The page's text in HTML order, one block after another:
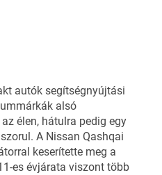
autók segítségnyújtási
alsó
élen, hátulra pedig egy
A Nissan Qashqai
keserítette meg a
es évjárata viszont több